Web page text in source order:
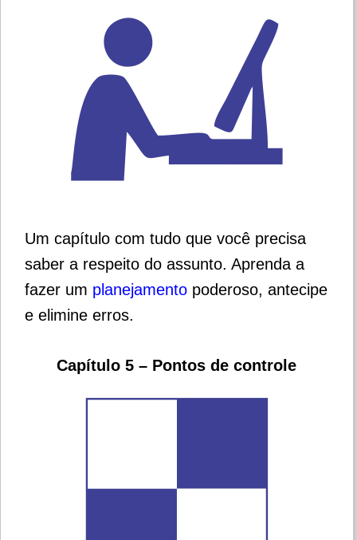
Um capítulo com tudo que você precisa
saber a respeito do assunto. Aprenda a
fazer um planejamento poderoso, antecipe
e elimine erros.
Capítulo 5 – Pontos de controle